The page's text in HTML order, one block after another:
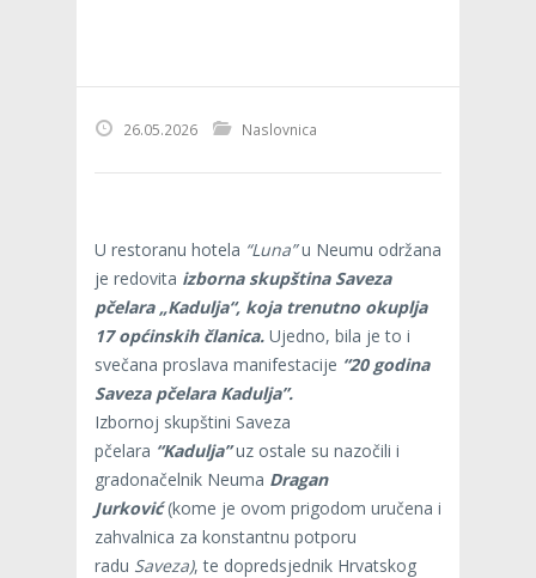
26.05.2026 Naslovnica
U restoranu hotela “Luna”u Neumu održana
je redovita izborna skupština Saveza
pčelara „Kadulja“, koja trenutno okuplja
17 općinskih članica. Ujedno, bila je to i
svečana proslava manifestacije “20 godina
Saveza pčelara Kadulja”.
Izbornoj skupštini Saveza
pčelara “Kadulja”uz ostale su nazočili i
gradonačelnik Neuma Dragan
Jurković (kome je ovom prigodom uručena i
zahvalnica za konstantnu potporu
radu Saveza), te dopredsjednik Hrvatskog